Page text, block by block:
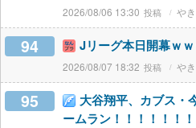
2026/08/06 13:30 や
94 Jリーグ本日開幕ｗｗ
2026/08/07 18:32 や
95
大谷翔平、カブス・
ームラン！！！！！！